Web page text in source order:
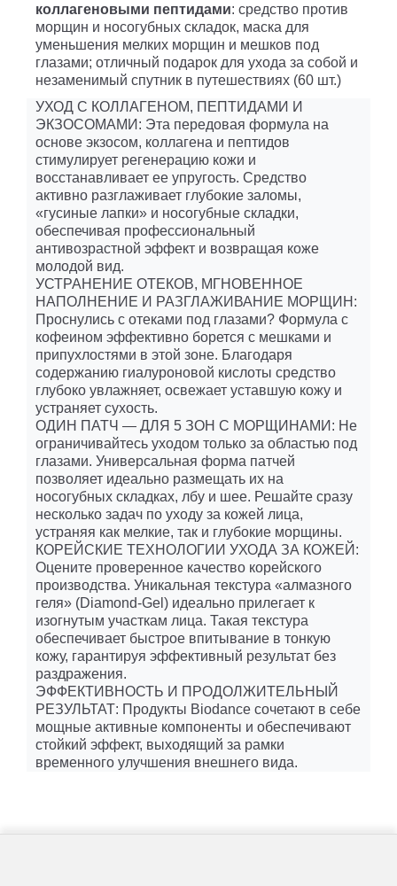
коллагеновыми пептидами: средство против
морщин и носогубных складок, маска для
уменьшения мелких морщин и мешков под
глазами; отличный подарок для ухода за собой и
незаменимый спутник в путешествиях (60 шт.)
УХОД С КОЛЛАГЕНОМ, ПЕПТИДАМИ И
ЭКЗОСОМАМИ: Эта передовая формула на
основе экзосом, коллагена и пептидов
стимулирует регенерацию кожи и
восстанавливает ее упругость. Средство
активно разглаживает глубокие заломы,
«гусиные лапки» и носогубные складки,
обеспечивая профессиональный
антивозрастной эффект и возвращая коже
молодой вид.
УСТРАНЕНИЕ ОТЕКОВ, МГНОВЕННОЕ
НАПОЛНЕНИЕ И РАЗГЛАЖИВАНИЕ МОРЩИН:
Проснулись с отеками под глазами? Формула с
кофеином эффективно борется с мешками и
припухлостями в этой зоне. Благодаря
содержанию гиалуроновой кислоты средство
глубоко увлажняет, освежает уставшую кожу и
устраняет сухость.
ОДИН ПАТЧ — ДЛЯ 5 ЗОН С МОРЩИНАМИ: Не
ограничивайтесь уходом только за областью под
глазами. Универсальная форма патчей
позволяет идеально размещать их на
носогубных складках, лбу и шее. Решайте сразу
несколько задач по уходу за кожей лица,
устраняя как мелкие, так и глубокие морщины.
КОРЕЙСКИЕ ТЕХНОЛОГИИ УХОДА ЗА КОЖЕЙ:
Оцените проверенное качество корейского
производства. Уникальная текстура «алмазного
геля» (Diamond-Gel) идеально прилегает к
изогнутым участкам лица. Такая текстура
обеспечивает быстрое впитывание в тонкую
кожу, гарантируя эффективный результат без
раздражения.
ЭФФЕКТИВНОСТЬ И ПРОДОЛЖИТЕЛЬНЫЙ
РЕЗУЛЬТАТ: Продукты Biodance сочетают в себе
мощные активные компоненты и обеспечивают
стойкий эффект, выходящий за рамки
временного улучшения внешнего вида.